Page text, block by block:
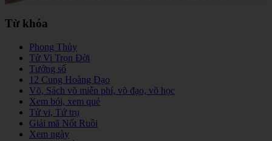
Từ khóa
Phong Thủy
Tử Vi Trọn Đời
Tướng số
12 Cung Hoàng Đạo
Võ, Sách võ miễn phí, võ đạo, võ học
Xem bói, xem quẻ
Tử vi, Tứ trụ
Giải mã Nốt Ruồi
Xem ngày